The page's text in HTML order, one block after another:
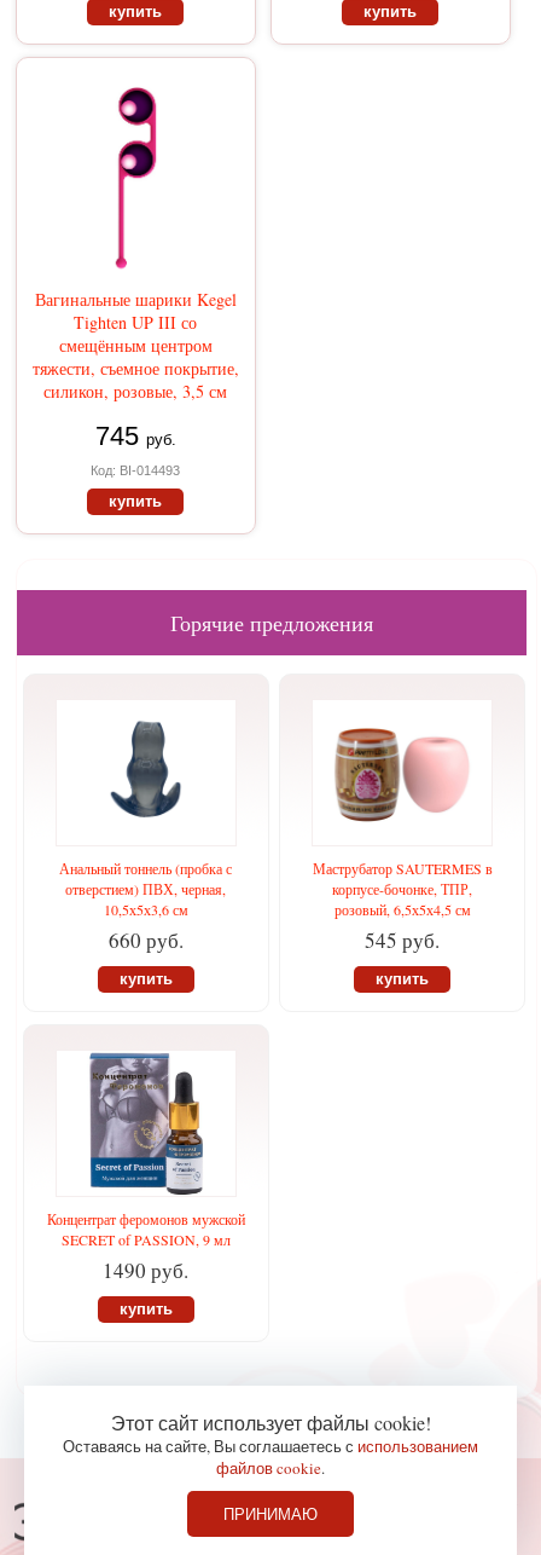
купить купить
Вагинальные шарики Kegel
Tighten UP III со
смещённым центром
тяжести, съемное покрытие,
силикон, розовые, 3,5 см
745 руб.
Код: BI-014493
купить
Горячие предложения
Анальный тоннель (пробка с
отверстием) ПВХ, черная,
10,5х5х3,6 см
660 руб.
купить
Маструбатор SAUTERMES в
корпусе-бочонке, ТПР,
розовый, 6,5х5х4,5 см
545 руб.
купить
Концентрат феромонов мужской
SECRET of PASSION, 9 мл
1490 руб.
купить
Консультации по телефону
Этот сайт использует файлы cookie!
Оставаясь на сайте, Вы соглашаетесь с использованием
файлов cookie.
ПРИНИМАЮ